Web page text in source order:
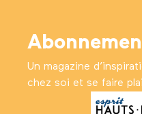
Un magazine
chez soi et se faire